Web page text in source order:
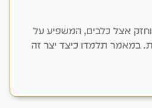
וחזק אצל כלבים, המשפיע על
במאמר תלמדו כיצד יצר זה